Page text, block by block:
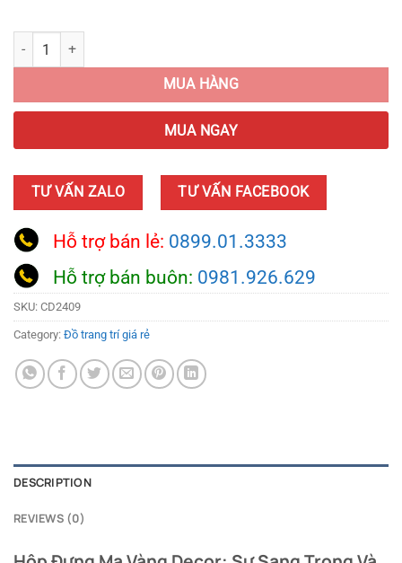
Hộp Đựng Mạ Vàng Decor quantity
MUA HÀNG
MUA NGAY
TƯ VẤN ZALO TƯ VẤN FACEBOOK
Hỗ trợ bán lẻ: 0899.01.3333
Hỗ trợ bán buôn: 0981.926.629
SKU: CD2409
Category: Đồ trang trí giá rẻ
DESCRIPTION
REVIEWS (0)